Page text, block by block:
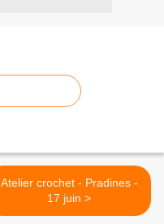
Atelier crochet - Pradines -
17 juin >